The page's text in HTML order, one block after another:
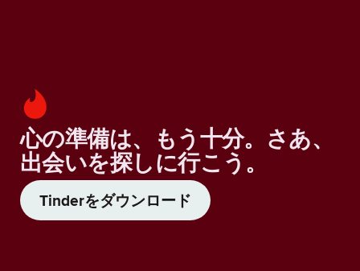
心の準備は、もう十分。さあ、
出会いを探しに行こう。
Tinderをダウンロード